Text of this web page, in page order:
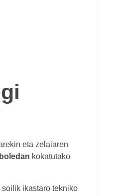
eta zelaiaren
kokatutako
ikastaro tekniko